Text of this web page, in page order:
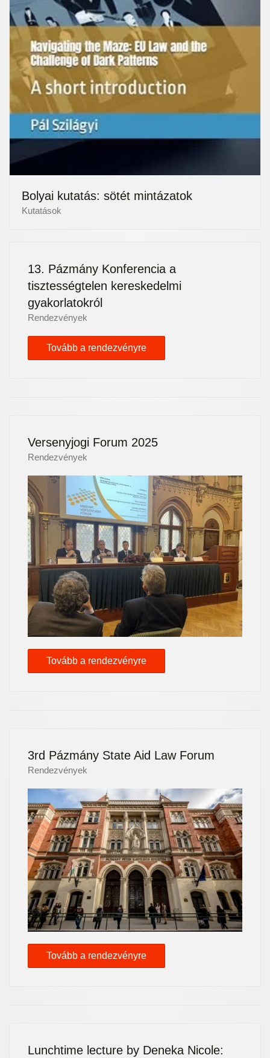
Bolyai kutatás: sötét mintázatok
Kutatások
13. Pázmány Konferencia a
tisztességtelen kereskedelmi
gyakorlatokról
Rendezvények
Tovább a rendezvényre
Versenyjogi Forum 2025
Rendezvények
Tovább a rendezvényre
3rd Pázmány State Aid Law Forum
Rendezvények
Tovább a rendezvényre
Lunchtime lecture by Deneka Nicole: